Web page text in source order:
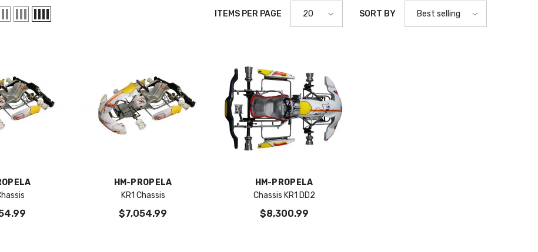
ITEMS PER PAGE 20 SORT BY Best selling
VENDOR:HM-PROPELA
KR1 Chassis
$7,054.99
VENDOR:HM-PROPELA
Chassis KR1 DD2
$8,300.99